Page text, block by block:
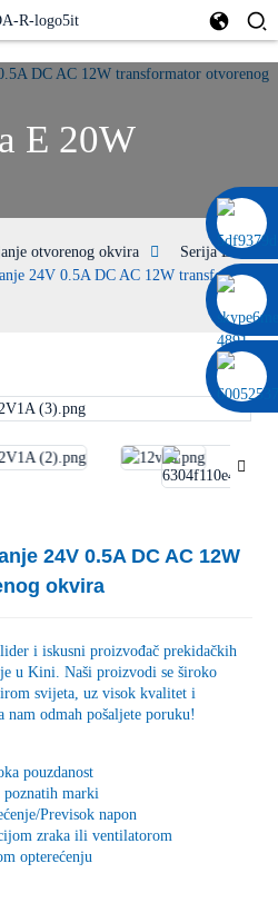
0086 13322920697
E 20W
otvorenog okvira
Serija E
24V 0.5A DC AC 12W transformator
24V 0.5A DC AC 12W
okvira
i iskusni proizvođač prekidačkih
u Kini. Naši proizvodi se široko
svijeta, uz visok kvalitet i
odmah pošaljete poruku!
pouzdanost
marki
Previsok napon
zraka ili ventilatorom
opterećenju